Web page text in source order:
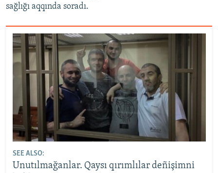
sağlığı aqqında soradı.
SEE ALSO:
Unutılmağanlar. Qaysı qırımlılar deñişimni